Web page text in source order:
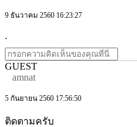
9 ธันวาคม 2560 16:23:27
.
GUEST
amnat
5 กันยายน 2560 17:56:50
ติดตามครับ